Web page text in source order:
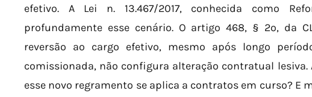
efetivo. A Lei n. 13.467/2017, conhecida como
profundamente esse cenário. O artigo 468, § 2º, da
reversão ao cargo efetivo, mesmo após longo
comissionada, não configura alteração contratual lesiva.
esse novo regramento se aplica a contratos em curso? E